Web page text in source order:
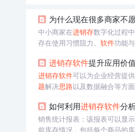
为什么现在很多商家不
中小商家在进销存数字化过程
存在使用习惯阻力、 软件功能
快"的平衡，而非追求功能全面
进销存软件提升应用价
进销存软件可以为企业经营提
题解决思路以及数据融合等方
是为了赚更多的钱，而没有从
注进销存软件 的选型。
如何利用进销存软件分
销售统计报表：该报表可以显
前库存情况，包括每个商品的